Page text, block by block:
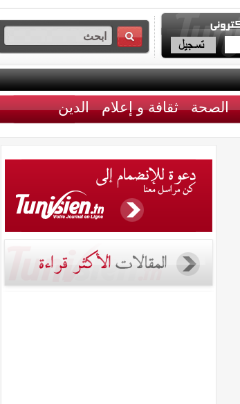
الصحة ثقافة و إعلام الدين